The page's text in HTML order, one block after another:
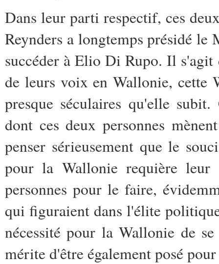
Dans leur parti respectif, ces
Reynders a longtemps présidé
succéder à Elio Di Rupo. Il
de leurs voix en Wallonie, cette
presque séculaires qu'elle
dont ces deux personnes
penser sérieusement que le
pour la Wallonie requière
personnes pour le faire,
qui figuraient dans l'élite
nécessité pour la Wallonie de
mérite d'être également posé